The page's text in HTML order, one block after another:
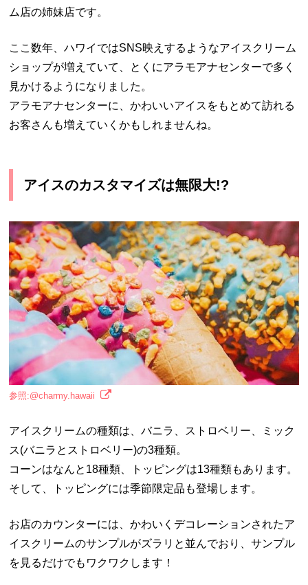
ム店の姉妹店です。
ここ数年、ハワイではSNS映えするようなアイスクリーム
ショップが増えていて、とくにアラモアナセンターで多く
見かけるようになりました。
アラモアナセンターに、かわいいアイスをもとめて訪れる
お客さんも増えていくかもしれませんね。
アイスのカスタマイズは無限大!?
参照:@charmy.hawaii
アイスクリームの種類は、バニラ、ストロベリー、ミック
ス(バニラとストロベリー)の3種類。
コーンはなんと18種類、トッピングは13種類もあります。
そして、トッピングには季節限定品も登場します。
お店のカウンターには、かわいくデコレーションされたア
イスクリームのサンプルがズラリと並んでおり、サンプル
を見るだけでもワクワクします！